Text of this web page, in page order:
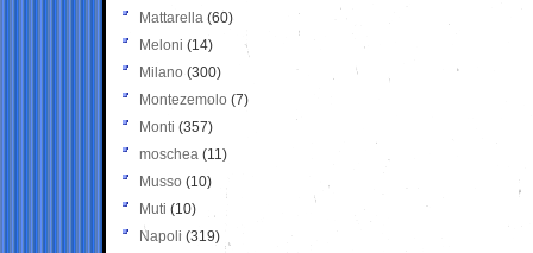
Mattarella (60)
Meloni (14)
Milano (300)
Montezemolo (7)
Monti (357)
moschea (11)
Musso (10)
Muti (10)
Napoli (319)